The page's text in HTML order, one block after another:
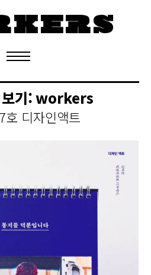
구독 신청
기:workers
호 디자인액트